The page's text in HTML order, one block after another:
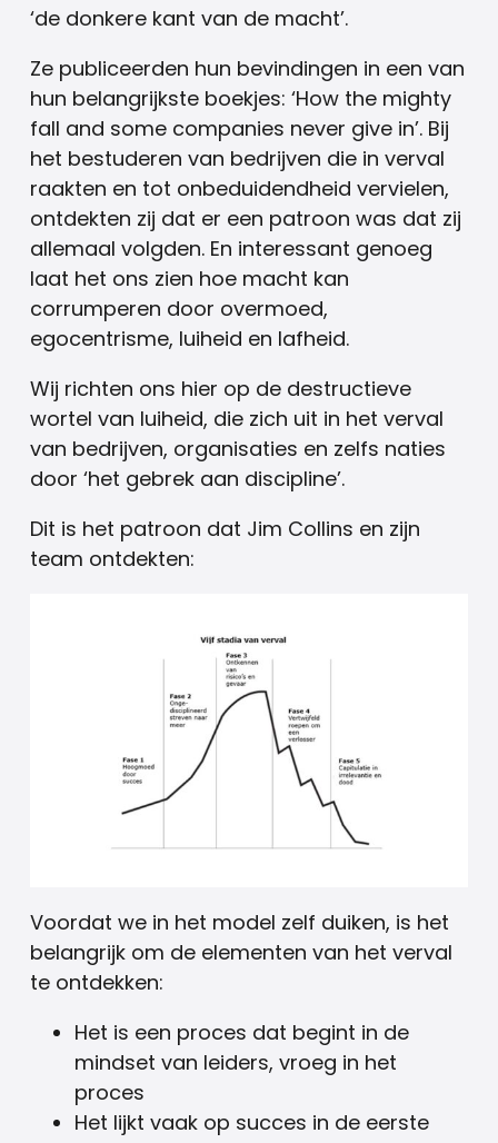
‘de donkere kant van de macht’.
Ze publiceerden hun bevindingen in een van
hun belangrijkste boekjes: ‘How the mighty
fall and some companies never give in’. Bij
het bestuderen van bedrijven die in verval
raakten en tot onbeduidendheid vervielen,
ontdekten zij dat er een patroon was dat zij
allemaal volgden. En interessant genoeg
laat het ons zien hoe macht kan
corrumperen door overmoed,
egocentrisme, luiheid en lafheid.
Wij richten ons hier op de destructieve
wortel van luiheid, die zich uit in het verval
van bedrijven, organisaties en zelfs naties
door ‘het gebrek aan discipline’.
Dit is het patroon dat Jim Collins en zijn
team ontdekten:
Voordat we in het model zelf duiken, is het
belangrijk om de elementen van het verval
te ontdekken:
Het is een proces dat begint in de
mindset van leiders, vroeg in het
proces
Het lijkt vaak op succes in de eerste